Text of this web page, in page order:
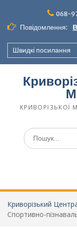
068-
Повідомлення:
Швидкі посилання
КРИВОРІЗЬКОЇ
Криворізький
Спортивно-